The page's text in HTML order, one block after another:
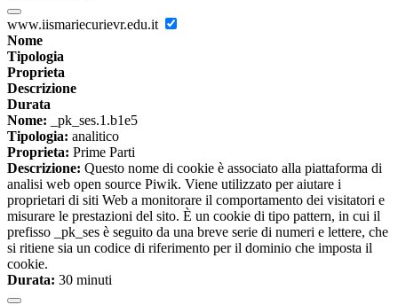
www.iismariecurievr.edu.it
Nome
Tipologia
Proprieta
Descrizione
Durata
Nome: _pk_ses.1.b1e5
Tipologia: analitico
Proprieta: Prime Parti
Descrizione: Questo nome di cookie è associato alla piattaforma di
analisi web open source Piwik. Viene utilizzato per aiutare i
proprietari di siti Web a monitorare il comportamento dei visitatori e
misurare le prestazioni del sito. È un cookie di tipo pattern, in cui il
prefisso _pk_ses è seguito da una breve serie di numeri e lettere, che
si ritiene sia un codice di riferimento per il dominio che imposta il
cookie.
Durata: 30 minuti